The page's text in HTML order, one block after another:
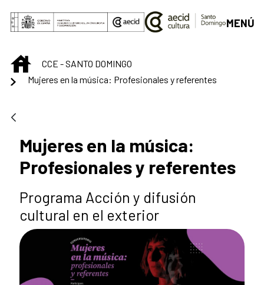
Saut au contenu principal
MENÚ
INICIOCCE - SANTO DOMINGO
Mujeres en la música: Profesionales y referentes
Mujeres en la música:
Profesionales y referentes
Programa Acción y difusión
cultural en el exterior